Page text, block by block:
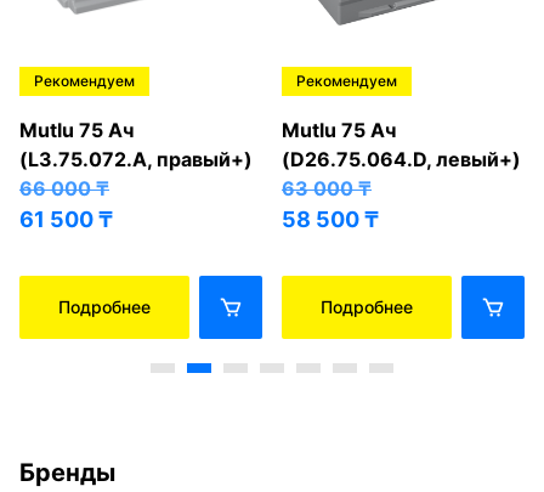
Рекомендуем
Mutlu 75 Ач
(L3.75.072.A, правый+)
66 000₸
61 500₸
Подробнее
Рекомендуем
Mutlu 75 Ач
(D26.75.064.D, левый+)
63 000₸
58 500₸
Подробнее
Бренды